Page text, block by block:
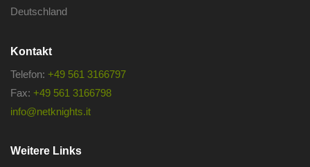
Deutschland
Kontakt
Telefon: +49 561 3166797
Fax: +49 561 3166798
info@netknights.it
Weitere Links